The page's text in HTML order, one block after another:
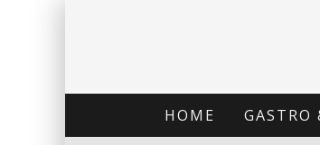
HOME GASTRO